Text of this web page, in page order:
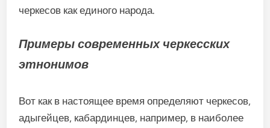
черкесов как единого народа.
Примеры современных черкесских
этнонимов
Вот как в настоящее время определяют черкесов,
адыгейцев, кабардинцев, например, в наиболее